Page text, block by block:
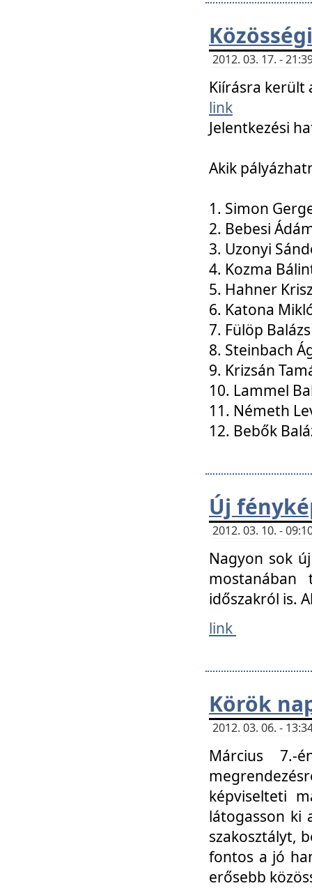
2012. 03. 17. -
Kiírásra került
link
Jelentkezési
Akik
1. Simon
2. Bebesi
3. Uzonyi
4. Kozma
5. Hahner
6. Katona
7. Fülöp Balázs
8. Steinbach
9. Krizsán
10. Lammel
11. Németh
12. Bebők
Új
2012. 03. 10. -
Nagyon sok
mostanában
időszakról is.
link
Körök
2012. 03. 06. -
Március 7.-
képviselteti
látogasson ki
szakosztályt,
fontos a jó
erősebb